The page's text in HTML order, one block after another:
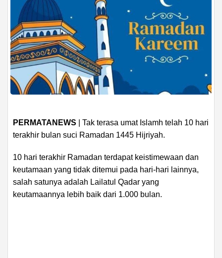
PERMATANEWS | Tak terasa umat Islamh telah 10 hari
terakhir bulan suci Ramadan 1445 Hijriyah.
10 hari terakhir Ramadan terdapat keistimewaan dan
keutamaan yang tidak ditemui pada hari-hari lainnya,
salah satunya adalah Lailatul Qadar yang
keutamaannya lebih baik dari 1.000 bulan.